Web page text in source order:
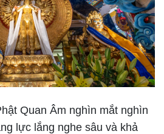
Quan Âm nghìn mắt nghìn
lực lắng nghe sâu và khả